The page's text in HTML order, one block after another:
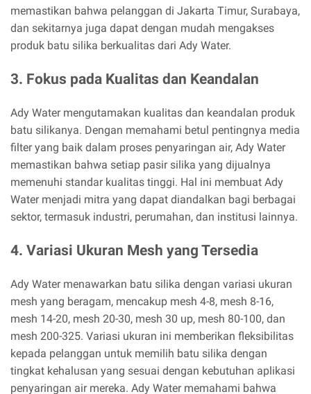
memastikan bahwa pelanggan di Jakarta Timur, Surabaya,
dan sekitarnya juga dapat dengan mudah mengakses
produk batu silika berkualitas dari Ady Water.
3. Fokus pada Kualitas dan Keandalan
Ady Water mengutamakan kualitas dan keandalan produk
batu silikanya. Dengan memahami betul pentingnya media
filter yang baik dalam proses penyaringan air, Ady Water
memastikan bahwa setiap pasir silika yang dijualnya
memenuhi standar kualitas tinggi. Hal ini membuat Ady
Water menjadi mitra yang dapat diandalkan bagi berbagai
sektor, termasuk industri, perumahan, dan institusi lainnya.
4. Variasi Ukuran Mesh yang Tersedia
Ady Water menawarkan batu silika dengan variasi ukuran
mesh yang beragam, mencakup mesh 4-8, mesh 8-16,
mesh 14-20, mesh 20-30, mesh 30 up, mesh 80-100, dan
mesh 200-325. Variasi ukuran ini memberikan fleksibilitas
kepada pelanggan untuk memilih batu silika dengan
tingkat kehalusan yang sesuai dengan kebutuhan aplikasi
penyaringan air mereka. Ady Water memahami bahwa